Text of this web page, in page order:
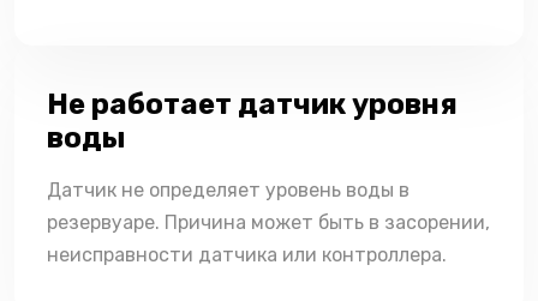
Не работает датчик уровня
воды
Датчик не определяет уровень воды в
резервуаре. Причина может быть в засорении,
неисправности датчика или контроллера.